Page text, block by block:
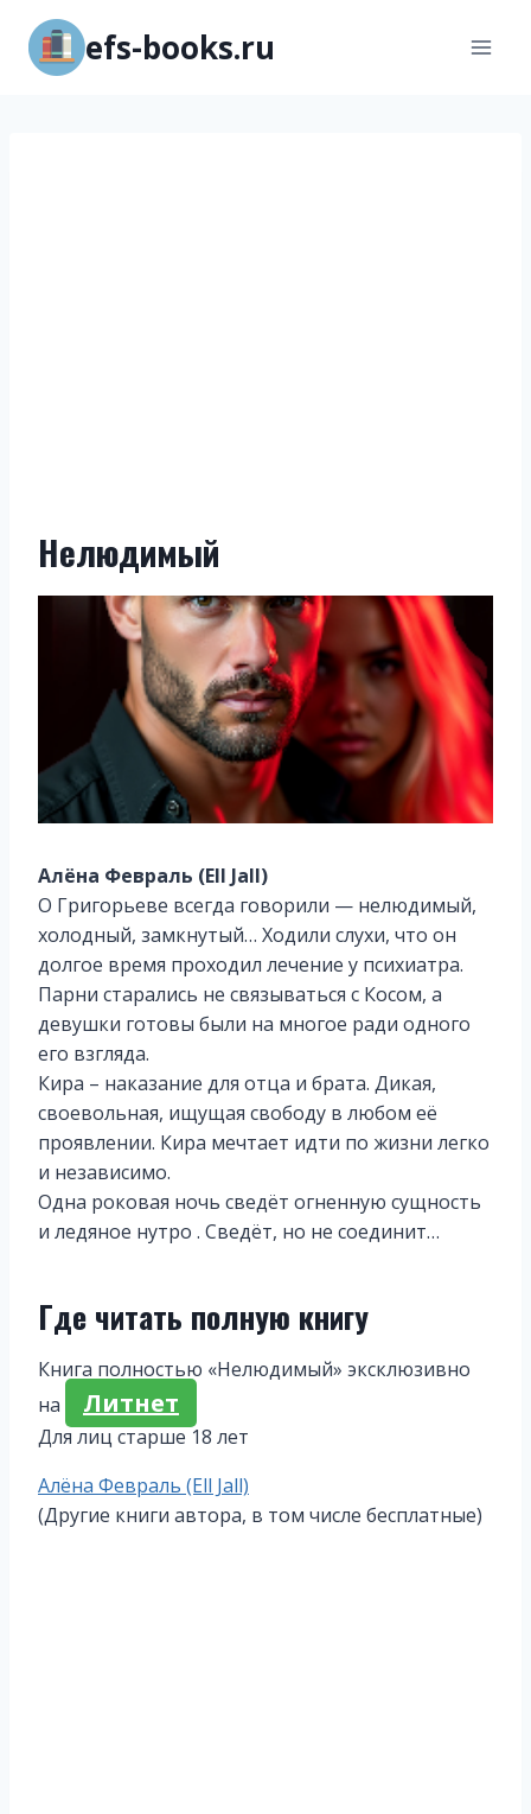
Перейти
содержимому
efs-books.ru
Нелюдимый
Алёна Февраль (Ell Jall)
О Григорьеве всегда говорили — нелюдимый,
холодный, замкнутый… Ходили слухи, что он
долгое время проходил лечение у психиатра.
Парни старались не связываться с Косом, а
девушки готовы были на многое ради одного
его взгляда.
Кира – наказание для отца и брата. Дикая,
своевольная, ищущая свободу в любом её
проявлении. Кира мечтает идти по жизни легко
и независимо.
Одна роковая ночь сведёт огненную сущность
и ледяное нутро . Сведёт, но не соединит…
Где читать полную книгу
Книга полностью «Нелюдимый» эксклюзивно
на
Литнет
Для лиц старше 18 лет
Метки
записи:
Алёна Февраль (Ell Jall)
(Другие книги автора, в том числе бесплатные)